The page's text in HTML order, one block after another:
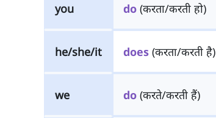
you do(करता/करती हो)
he/she/it does(करता/करती है)
we do(करते/करती हैं)